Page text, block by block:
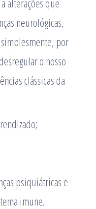
neurológicas,
por
o nosso
clássicas da
psiquiátricas e
imune.